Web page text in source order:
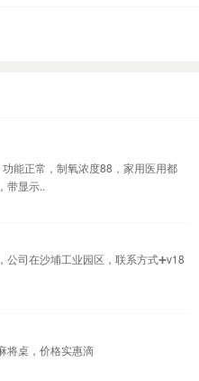
能正常，制氧浓度88，家用医用都
带显示..
公司在沙埔工业园区，联系方式➕v18
将桌，价格实惠滴